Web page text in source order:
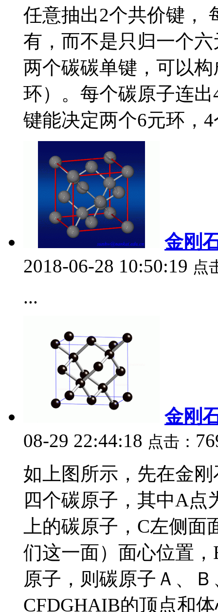
任意抽出2个共价键，
有，而不是只归一个
两个碳碳单键，可以
环）。每个碳原子连
键能决定两个6元环，4
金刚
2018-06-28 10:50:19 点
...
金刚
08-29 22:44:18 点击：
如上图所示，先在金
四个碳原子，其中A点
上的碳原子，C左侧
们这一面）面心位置
原子，则碳原子Ａ、
CFDGHAIB的顶点和